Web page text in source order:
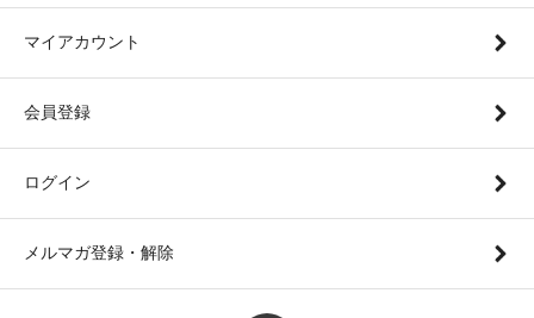
マイアカウント
会員登録
ログイン
メルマガ登録・解除